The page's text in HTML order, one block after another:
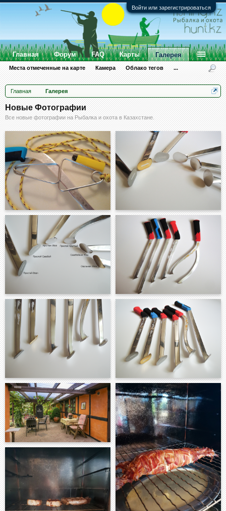
Войти или зарегистрироваться
Главная Галерея
Новые Фотографии
Все новые фотографии на Рыбалка и охота в Казахстане.
Главная Форум FAQ Карты Галерея
Места отмеченные на карте Камера Облако тегов ...